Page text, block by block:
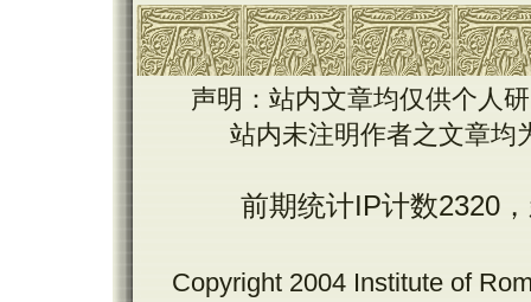
声明：站内文章均仅供个人
站内未注明作者之文章均
前期统计IP计数2320
Copyright 2004 Institute of